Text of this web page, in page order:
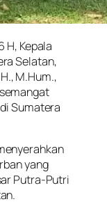
H, Kepala
Selatan,
M.Hum.,
Sumatera
yang
Putra-Putri